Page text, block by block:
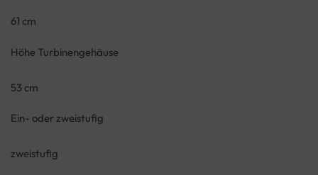
61 cm
Höhe Turbinengehäuse
53 cm
Ein- oder zweistufig
zweistufig